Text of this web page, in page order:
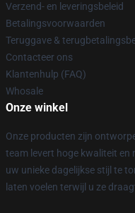
Verzend- en leveringsbeleid
Betalingsvoorwaarden
Teruggave &
Contacteer ons
Klantenhulp (FAQ)
Whosale
Onze winkel
Onze producten zijn
team levert hoge kwaliteit en
uw unieke dagelijkse stijl te
laten voelen terwijl u ze